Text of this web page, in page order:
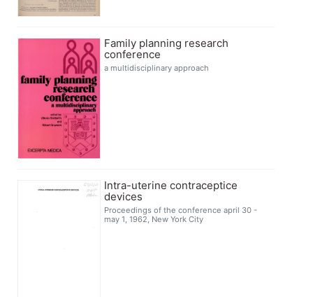
Family planning research
conference
a multidisciplinary approach
Intra-uterine contraceptice
devices
Proceedings of the conference april 30 -
may 1, 1962, New York City